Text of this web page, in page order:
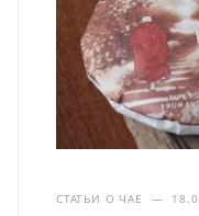
СТАТЬИ О ЧАЕ —